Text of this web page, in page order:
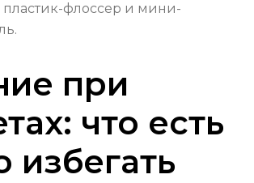
флоссер и мини-
при
что есть
избегать